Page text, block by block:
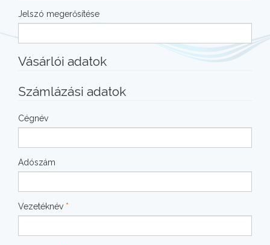
Jelszó megerősítése
Vásárlói adatok
Számlázási adatok
Cégnév
Adószám
Vezetéknév *